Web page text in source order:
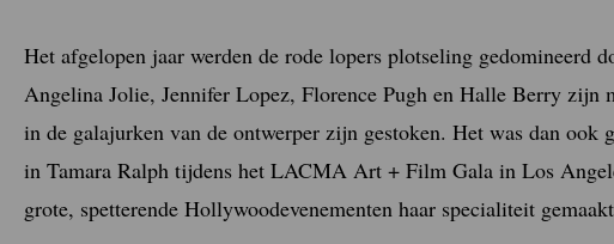
Het afgelopen jaar werden de rode lopers plotseling gedomineerd
Angelina Jolie, Jennifer Lopez, Florence Pugh en Halle Berry zijn
in de galajurken van de ontwerper zijn gestoken. Het was dan ook
in Tamara Ralph tijdens het LACMA Art + Film Gala in Los
grote, spetterende Hollywoodevenementen haar specialiteit